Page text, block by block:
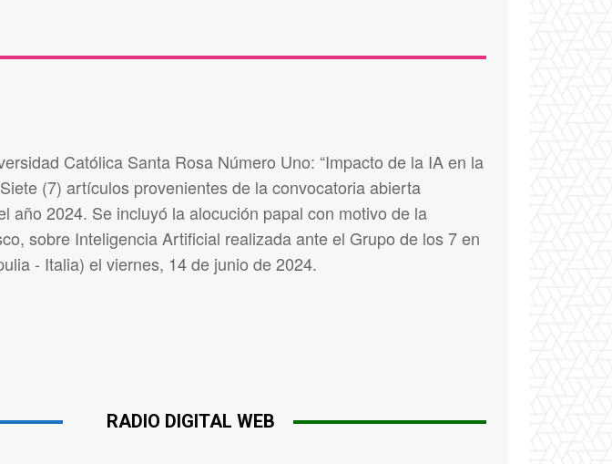
Católica Santa Rosa Número Uno: “Impacto de la IA en la
(7) artículos provenientes de la convocatoria abierta
año 2024. Se incluyó la alocución papal con motivo de la
sobre Inteligencia Artificial realizada ante el Grupo de los 7 en
- Italia) el viernes, 14 de junio de 2024.
RADIO DIGITAL WEB